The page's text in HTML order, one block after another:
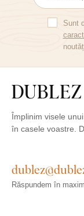
Sunt
Împlinim visele
în casele voastre.
Răspundem în